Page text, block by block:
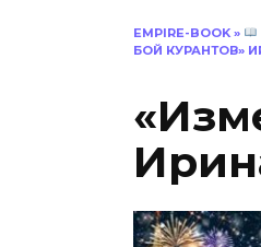
EMPIRE-BOOK »
БОЙ КУРАНТОВ»